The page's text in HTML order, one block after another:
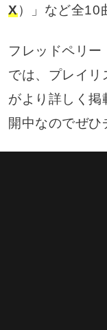
X）」など全10
フレッドペリー
では、プレイリ
がより詳しく掲
開中なのでぜひ